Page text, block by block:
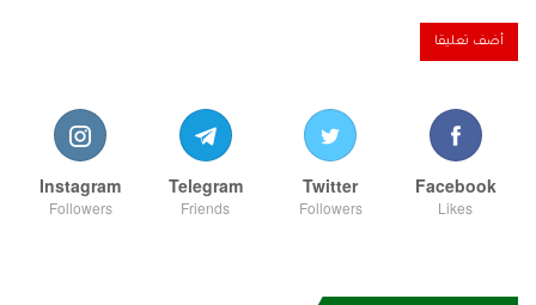
Facebook
Likes
Twitter
Followers
Telegram
Friends
Instagram
Followers